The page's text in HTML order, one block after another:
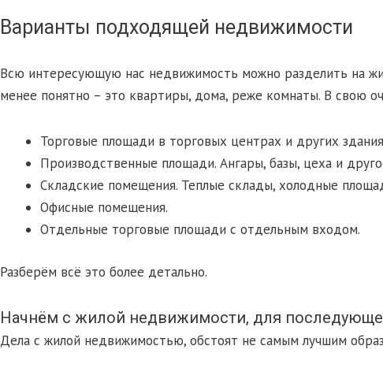
Варианты подходящей недвижимости
Всю интересующую нас недвижимость можно разделить на
менее понятно – это квартиры, дома, реже комнаты. В свою
Торговые площади в торговых центрах и других
Производственные площади. Ангары, базы, цеха и
Складские помещения. Теплые склады, холодные
Офисные помещения.
Отдельные торговые площади с отдельным входом.
Разберём всё это более детально.
Начнём с жилой недвижимости, для
Дела с жилой недвижимостью, обстоят не самым лучшим